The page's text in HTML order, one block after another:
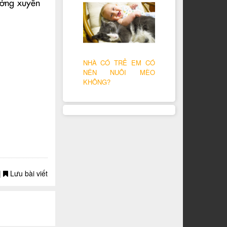
xuyên
vất vả
dài.
| Lưu bài viết
NHÀ CÓ TRẺ EM CÓ
NÊN NUÔI MÈO
KHÔNG?